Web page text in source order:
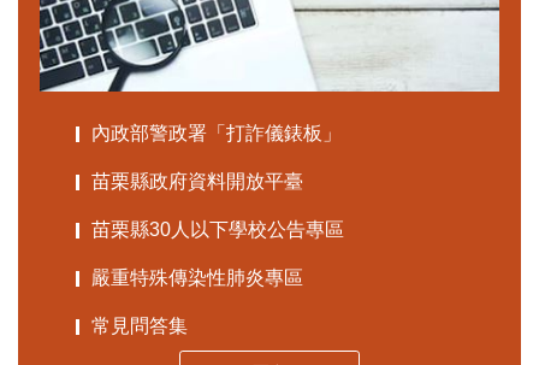
內政部警政署「打詐儀錶板」
苗栗縣政府資料開放平臺
苗栗縣30人以下學校公告專區
嚴重特殊傳染性肺炎專區
常見問答集